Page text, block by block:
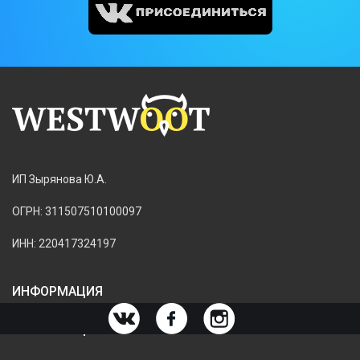
ИП Зырянова Ю.А.
ОГРН: 311507510100097
ИНН: 220417324197
ИНФОРМАЦИЯ
ИНФОРМАЦИЯ О МАГАЗИНЕ